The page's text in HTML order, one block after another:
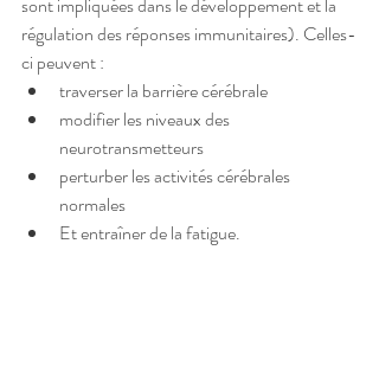
régulation des réponses immunitaires). Celles-
ci peuvent :
traverser la barrière cérébrale
modifier les niveaux des
neurotransmetteurs
perturber les activités cérébrales
normales
Et entraîner de la fatigue.